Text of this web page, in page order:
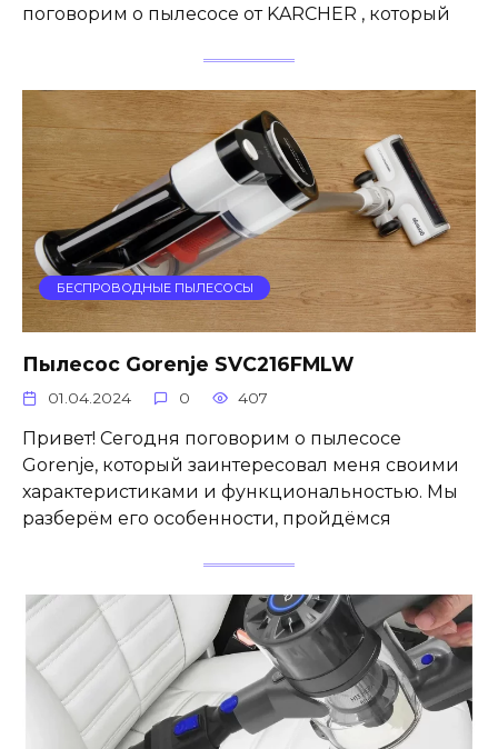
поговорим о пылесосе от KARCHER , который
БЕСПРОВОДНЫЕ ПЫЛЕСОСЫ
Пылесос Gorenje SVC216FMLW
01.04.2024 0 407
Привет! Сегодня поговорим о пылесосе
Gorenje, который заинтересовал меня своими
характеристиками и функциональностью. Мы
разберём его особенности, пройдёмся